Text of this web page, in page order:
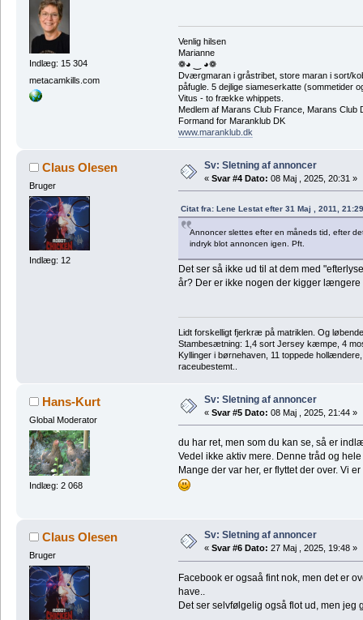
Indlæg: 15 304
metacamkills.com
Venlig hilsen
Marianne
❁◕ ‿ ◕❁
Dværgmaran i gråstribet, store maran i sort/
påfugle. 5 dejlige siameserkatte (sommetider
Vitus - to frække whippets.
Medlem af Marans Club France, Marans
Formand for Maranklub DK
www.maranklub.dk
Claus Olesen
Bruger
Indlæg: 12
Sv: Sletning af annoncer
« Svar #4 Dato: 08 Maj , 2025, 20:31 »
Citat fra: Lene Lestat efter 31 Maj , 2011, 21:29
Annoncer slettes efter en måneds tid, efter
indryk blot annoncen igen. Pft.
Det ser så ikke ud til at dem med
år? Der er ikke nogen der kigger længere
Lidt forskelligt fjerkræ på matriklen. Og
Stambesætning: 1,4 sort Jersey kæmpe, 4
Kyllinger i børnehaven, 11 toppede
raceubestemt..
Hans-Kurt
Global Moderator
Indlæg: 2 068
Sv: Sletning af annoncer
« Svar #5 Dato: 08 Maj , 2025, 21:44 »
du har ret, men som du kan se, så er
Vedel ikke aktiv mere. Denne tråd og
Mange der var her, er flyttet der over. Vi
Claus Olesen
Bruger
Sv: Sletning af annoncer
« Svar #6 Dato: 27 Maj , 2025, 19:48 »
Facebook er ogsaå fint nok, men det er
have..
Det ser selvfølgelig også flot ud, men jeg